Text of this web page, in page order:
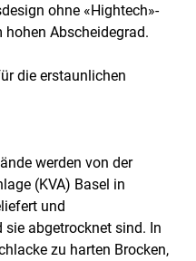
ohne «Hightech»-
Abscheidegrad.
die erstaunlichen
werden von der
(KVA) Basel in
und
sie abgetrocknet sind. In
zu harten Brocken,